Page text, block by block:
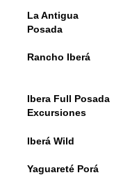
La Antigua
Posada
Rancho Iberá
Ibera Full Posada
Excursiones
Iberá Wild
Yaguareté Porá